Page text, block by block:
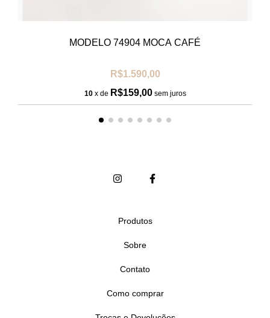
MODELO 74904 MOCA CAFÉ
R$1.590,00
10 x de R$159,00 sem juros
Produtos
Sobre
Contato
Como comprar